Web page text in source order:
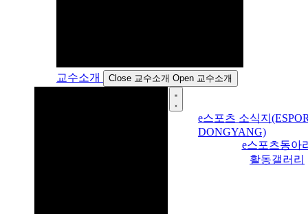
교수소개 Close 교수소개 Open 교수소개
e스포츠 소식지
DONGYANG)
e스포츠동아
활동갤러리